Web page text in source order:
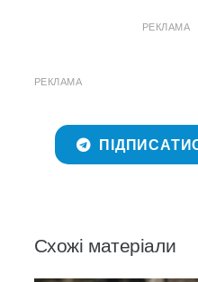
РЕКЛАМА
РЕКЛАМА
Схожі матеріали